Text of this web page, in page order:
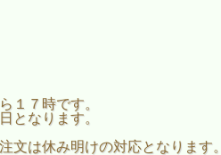
１７時です。
となります。
文は休み明けの対応となります。